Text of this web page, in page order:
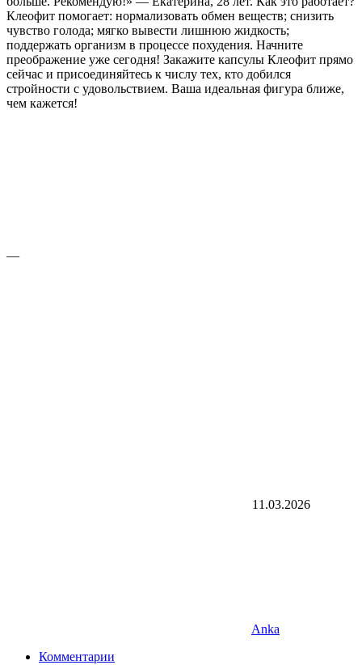
Клеофит помогает: нормализовать обмен веществ; снизить
чувство голода; мягко вывести лишнюю жидкость;
поддержать организм в процессе похудения. Начните
преображение уже сегодня! Закажите капсулы Клеофит прямо
сейчас и присоединяйтесь к числу тех, кто добился
стройности с удовольствием. Ваша идеальная фигура ближе,
чем кажется!
—
11.03.2026
Anka
Комментарии